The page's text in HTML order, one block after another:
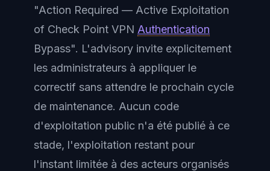
"Action Required — Active Exploitation
of Check Point VPN Authentication
Bypass". L'advisory invite explicitement
les administrateurs à appliquer le
correctif sans attendre le prochain cycle
de maintenance. Aucun code
d'exploitation public n'a été publié à ce
stade, l'exploitation restant pour
l'instant limitée à des acteurs organisés